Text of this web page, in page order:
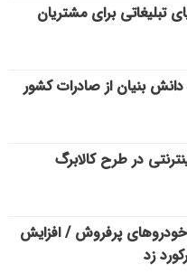
تبلیغاتی برای مشتریان
بنیان از صادرات کشور
در طرح کالابرگ
پرفروش / افزایش
زد